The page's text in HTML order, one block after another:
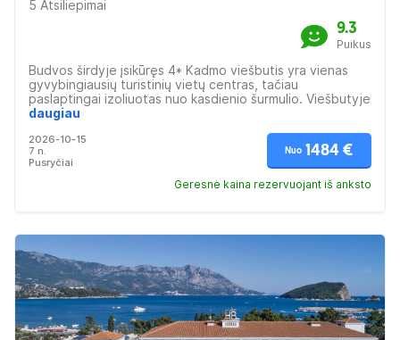
5 Atsiliepimai
9.3
Puikus
Budvos širdyje įsikūręs 4* Kadmo viešbutis yra vienas
gyvybingiausių turistinių vietų centras, tačiau
paslaptingai izoliuotas nuo kasdienio šurmulio. Viešbutyje
yra restoranas, baseinas su terasa, kurioje galėsite
atvykstantiems automobiliu viešbutis siūlo uždarą
garažą. Rekomenduojama vykti su šeima arba porose.
daugiau
2026-10-15
7 n.
Pusryčiai
Nuo 1484 €
Geresnė kaina rezervuojant iš anksto